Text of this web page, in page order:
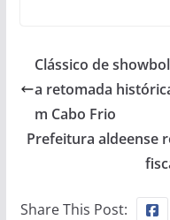
Clássico de
a retomada
m Cabo Frio
Prefeitura aldeense
Share This Post: